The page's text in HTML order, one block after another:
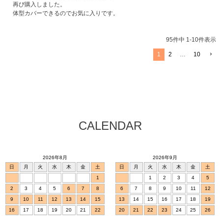
再び購入しました。
体型カバーできるのでお気に入りです。
95件中 1-10件表示
1 2 … 10
CALENDAR
2026年8月
日
月 火 水 木 金
土
1
2
3 4 5 6 7
8
9
10 11 12 13 14
15
16
17 18 19 20 21
22
2026年9月
日
月 火 水 木 金
土
1
2 3 4
5
6
7 8 9 10 11
12
13
14 15 16 17 18
19
20
21 22 23 24 25
26